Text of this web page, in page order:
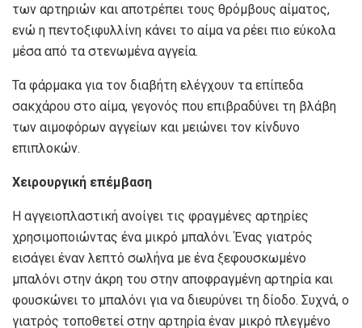
των αρτηριών και αποτρέπει τους θρόμβους αίματος,
ενώ η πεντοξιφυλλίνη κάνει το αίμα να ρέει πιο εύκολα
μέσα από τα στενωμένα αγγεία.
Τα φάρμακα για τον διαβήτη ελέγχουν τα επίπεδα
σακχάρου στο αίμα, γεγονός που επιβραδύνει τη βλάβη
των αιμοφόρων αγγείων και μειώνει τον κίνδυνο
επιπλοκών.
Χειρουργική επέμβαση
Η αγγειοπλαστική ανοίγει τις φραγμένες αρτηρίες
χρησιμοποιώντας ένα μικρό μπαλόνι. Ένας γιατρός
εισάγει έναν λεπτό σωλήνα με ένα ξεφουσκωμένο
μπαλόνι στην άκρη του στην αποφραγμένη αρτηρία και
φουσκώνει το μπαλόνι για να διευρύνει τη δίοδο. Συχνά, ο
γιατρός τοποθετεί στην αρτηρία έναν μικρό πλεγμένο